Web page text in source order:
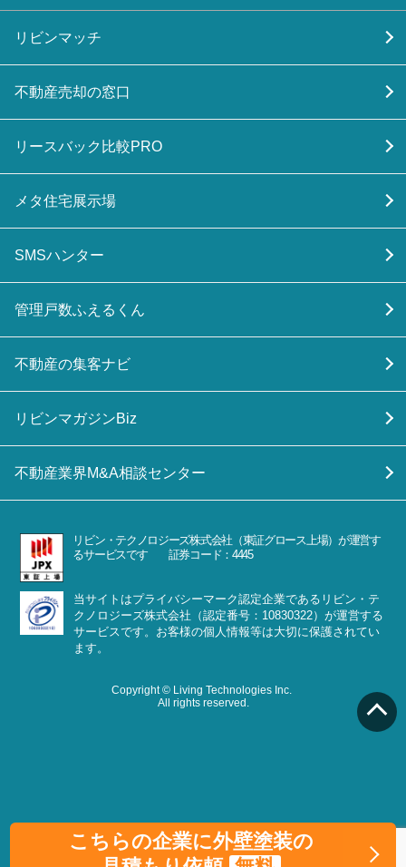
リビンマッチ
不動産売却の窓口
リースバック比較PRO
メタ住宅展示場
SMSハンター
管理戸数ふえるくん
不動産の集客ナビ
リビンマガジンBiz
不動産業界M&A相談センター
リビン・テクノロジーズ株式会社（東証グロース上場）が運営す
るサービスです 証券コード：4445
当サイトはプライバシーマーク認定企業であるリビン・テ
クノロジーズ株式会社（認定番号：10830322）が運営する
サービスです。お客様の個人情報等は大切に保護されてい
ます。
Copyright © Living Technologies Inc.
All rights reserved.
こちらの企業に外壁塗装の